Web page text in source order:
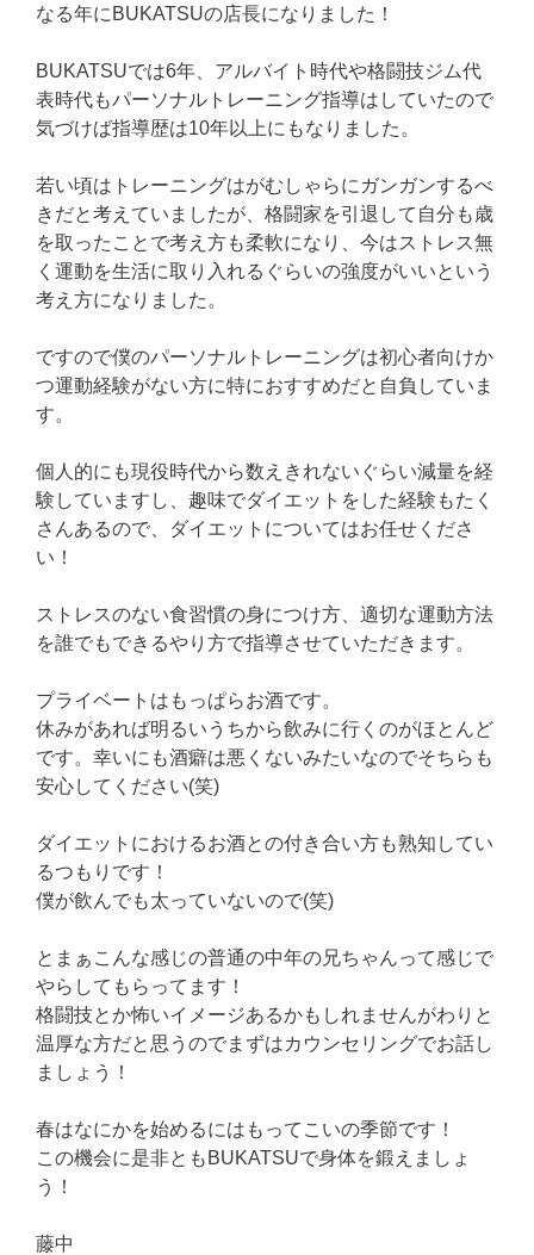
なる年にBUKATSUの店長になりました！
BUKATSUでは6年、アルバイト時代や格闘技ジム代
表時代もパーソナルトレーニング指導はしていたので
気づけば指導歴は10年以上にもなりました。
若い頃はトレーニングはがむしゃらにガンガンするべ
きだと考えていましたが、格闘家を引退して自分も歳
を取ったことで考え方も柔軟になり、今はストレス無
く運動を生活に取り入れるぐらいの強度がいいという
考え方になりました。
ですので僕のパーソナルトレーニングは初心者向けか
つ運動経験がない方に特におすすめだと自負していま
す。
個人的にも現役時代から数えきれないぐらい減量を経
験していますし、趣味でダイエットをした経験もたく
さんあるので、ダイエットについてはお任せくださ
い！
ストレスのない食習慣の身につけ方、適切な運動方法
を誰でもできるやり方で指導させていただきます。
プライベートはもっぱらお酒です。
休みがあれば明るいうちから飲みに行くのがほとんど
です。幸いにも酒癖は悪くないみたいなのでそちらも
安心してください(笑)
ダイエットにおけるお酒との付き合い方も熟知してい
るつもりです！
僕が飲んでも太っていないので(笑)
とまぁこんな感じの普通の中年の兄ちゃんって感じで
やらしてもらってます！
格闘技とか怖いイメージあるかもしれませんがわりと
温厚な方だと思うのでまずはカウンセリングでお話し
ましょう！
春はなにかを始めるにはもってこいの季節です！
この機会に是非ともBUKATSUで身体を鍛えましょ
う！
藤中